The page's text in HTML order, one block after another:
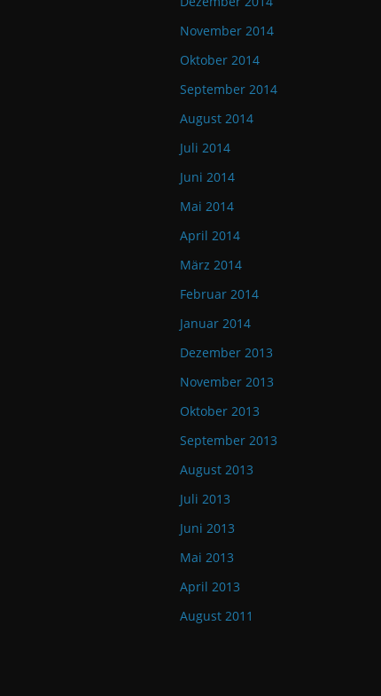
November 2014
Oktober 2014
September 2014
August 2014
Juli 2014
Juni 2014
Mai 2014
April 2014
März 2014
Februar 2014
Januar 2014
Dezember 2013
November 2013
Oktober 2013
September 2013
August 2013
Juli 2013
Juni 2013
Mai 2013
April 2013
August 2011